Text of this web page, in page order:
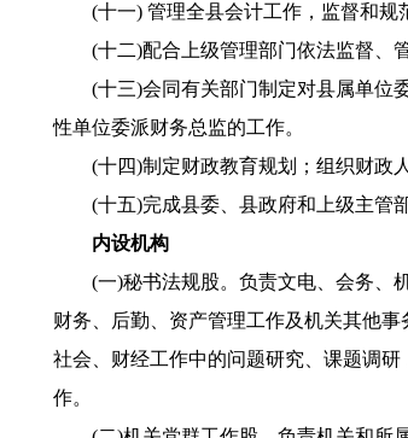
(十一) 管理全县会计工作，监督和规
(十二)配合上级管理部门依法监督、管
(十三)会同有关部门制定对县属单位委
性单位委派财务总监的工作。
(十四)制定财政教育规划；组织财政人
(十五)完成县委、县政府和上级主管部
内设机构
(一)秘书法规股。负责文电、会务、机
财务、后勤、资产管理工作及机关其他
社会、财经工作中的问题研究、课题调
作。